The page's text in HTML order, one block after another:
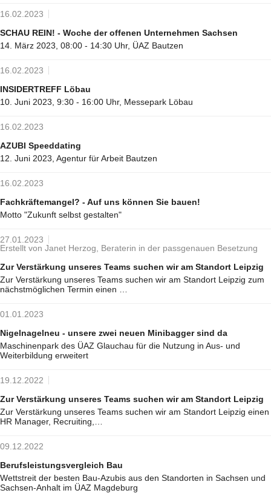
16.02.2023
SCHAU REIN! - Woche der offenen Unternehmen Sachsen
14. März 2023, 08:00 - 14:30 Uhr, ÜAZ Bautzen
16.02.2023
INSIDERTREFF Löbau
10. Juni 2023, 9:30 - 16:00 Uhr, Messepark Löbau
16.02.2023
AZUBI Speeddating
12. Juni 2023, Agentur für Arbeit Bautzen
16.02.2023
Fachkräftemangel? - Auf uns können Sie bauen!
Motto "Zukunft selbst gestalten"
27.01.2023
Erstellt von Janet Herzog, Beraterin in der passgenauen Besetzung
Zur Verstärkung unseres Teams suchen wir am Standort Leipzig
Zur Verstärkung unseres Teams suchen wir am Standort Leipzig zum
nächstmöglichen Termin einen …
01.01.2023
Nigelnagelneu - unsere zwei neuen Minibagger sind da
Maschinenpark des ÜAZ Glauchau für die Nutzung in Aus- und
Weiterbildung erweitert
19.12.2022
Zur Verstärkung unseres Teams suchen wir am Standort Leipzig
Zur Verstärkung unseres Teams suchen wir am Standort Leipzig einen
HR Manager, Recruiting,…
09.12.2022
Berufsleistungsvergleich Bau
Wettstreit der besten Bau-Azubis aus den Standorten in Sachsen und
Sachsen-Anhalt im ÜAZ Magdeburg